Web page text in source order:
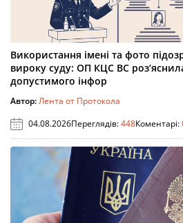
Використання імені та фото
вироку суду: ОП КЦС ВС
допустимого інфор
Автор:Лента от Протокола
04.08.2026Переглядів:448Коментарі: